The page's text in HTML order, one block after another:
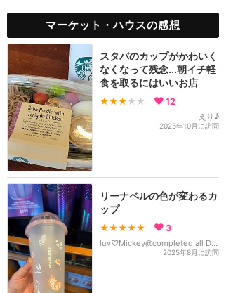
マーケット・ハウスの感想
スタバのカップがかわいく
なくなって残念...朝イチ軽
食を取るにはいいお店
★★★ ★★ 12
えり♪
2025年10月に訪問
リーナベルの色が変わるカ
ップ
★★★★★ 3
luv♡Mickey@completed all D parks
2025年8月に訪問